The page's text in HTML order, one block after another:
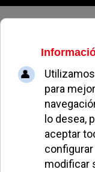
Dirección: AVDA.
pozuelo
Madrid